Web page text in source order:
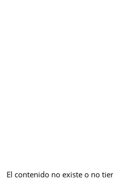
El contenido no existe o no